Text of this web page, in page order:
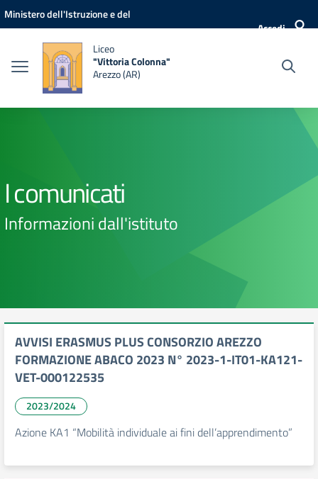
Vai ai contenuti
Vai al menu di navigazione
Vai al footer
Ministero dell'Istruzione e del
Accedi
Liceo
"Vittoria Colonna"
Arezzo (AR)
I comunicati
Informazioni dall'istituto
AVVISI ERASMUS PLUS CONSORZIO AREZZO
FORMAZIONE ABACO 2023 N° 2023-1-IT01-KA121-
VET-000122535
2023/2024
Azione KA1 “Mobilità individuale ai fini dell’apprendimento”